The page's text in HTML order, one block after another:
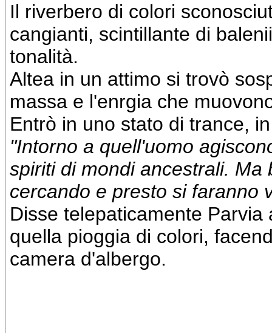
Il riverbero di colori
cangianti, scintillante di
tonalità.
Altea in un attimo si trovò
massa e l'enrgia che
Entrò in uno stato di trance,
"Intorno a quell'uomo
spiriti di mondi ancestrali.
cercando e presto si faranno
Disse telepaticamente
quella pioggia di colori,
camera d'albergo.